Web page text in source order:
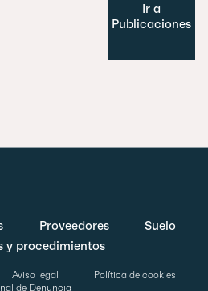
Ir a
Publicaciones
Proveedores
Suelo
y procedimientos
Aviso legal
Política de cookies
de Denuncia